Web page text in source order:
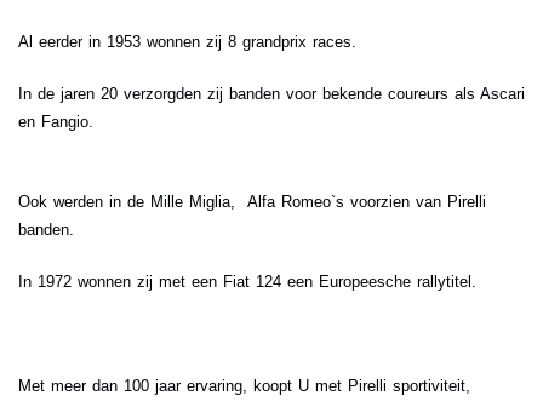
Al eerder in 1953 wonnen zij 8 grandprix races.
In de jaren 20 verzorgden zij banden voor bekende coureurs als Ascari
en Fangio.
Ook werden in de Mille Miglia, Alfa Romeo`s voorzien van Pirelli
banden.
In 1972 wonnen zij met een Fiat 124 een Europeesche rallytitel.
Met meer dan 100 jaar ervaring, koopt U met Pirelli sportiviteit,